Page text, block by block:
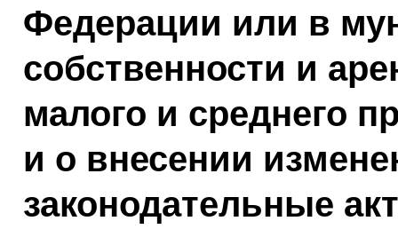
Федерации или в
собственности и
малого и среднего
и о внесении
законодательные